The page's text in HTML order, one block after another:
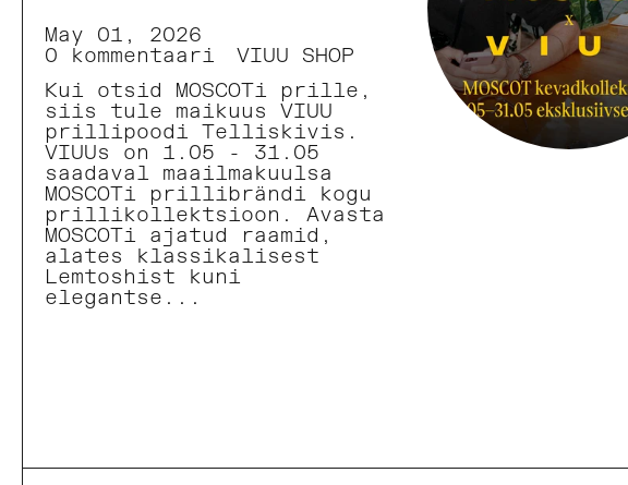
May 01, 2026
0 kommentaari
VIUU SHOP
Kui otsid MOSCOTi prille,
siis tule maikuus VIUU
prillipoodi Telliskivis.
VIUUs on 1.05 - 31.05
saadaval maailmakuulsa
MOSCOTi prillibrändi kogu
prillikollektsioon. Avasta
MOSCOTi ajatud raamid,
alates klassikalisest
Lemtoshist kuni
elegantse...